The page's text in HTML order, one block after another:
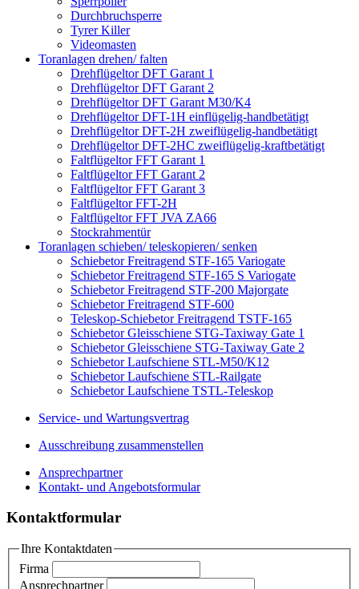
Durchbruchsperre
Tyrer Killer
Videomasten
Toranlagen drehen/ falten
Drehflügeltor DFT Garant 1
Drehflügeltor DFT Garant 2
Drehflügeltor DFT Garant M30/K4
Drehflügeltor DFT-1H einflügelig-handbetätigt
Drehflügeltor DFT-2H zweiflügelig-handbetätigt
Drehflügeltor DFT-2HC zweiflügelig-kraftbetätigt
Faltflügeltor FFT Garant 1
Faltflügeltor FFT Garant 2
Faltflügeltor FFT Garant 3
Faltflügeltor FFT-2H
Faltflügeltor FFT JVA ZA66
Stockrahmentür
Toranlagen schieben/ teleskopieren/ senken
Schiebetor Freitragend STF-165 Variogate
Schiebetor Freitragend STF-165 S Variogate
Schiebetor Freitragend STF-200 Majorgate
Schiebetor Freitragend STF-600
Teleskop-Schiebetor Freitragend TSTF-165
Schiebetor Gleisschiene STG-Taxiway Gate 1
Schiebetor Gleisschiene STG-Taxiway Gate 2
Schiebetor Laufschiene STL-M50/K12
Schiebetor Laufschiene STL-Railgate
Schiebetor Laufschiene TSTL-Teleskop
Service- und Wartungsvertrag
Ausschreibung zusammenstellen
Ansprechpartner
Kontakt- und Angebotsformular
Kontaktformular
Ihre Kontaktdaten
Firma
Ansprechpartner